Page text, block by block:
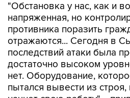
"Обстановка у нас, как и
напряженная, но
противника поразить
отражаются... Сегодня в
последствий атаки была
достаточно высоком
нет. Оборудование,
пытался вывести из